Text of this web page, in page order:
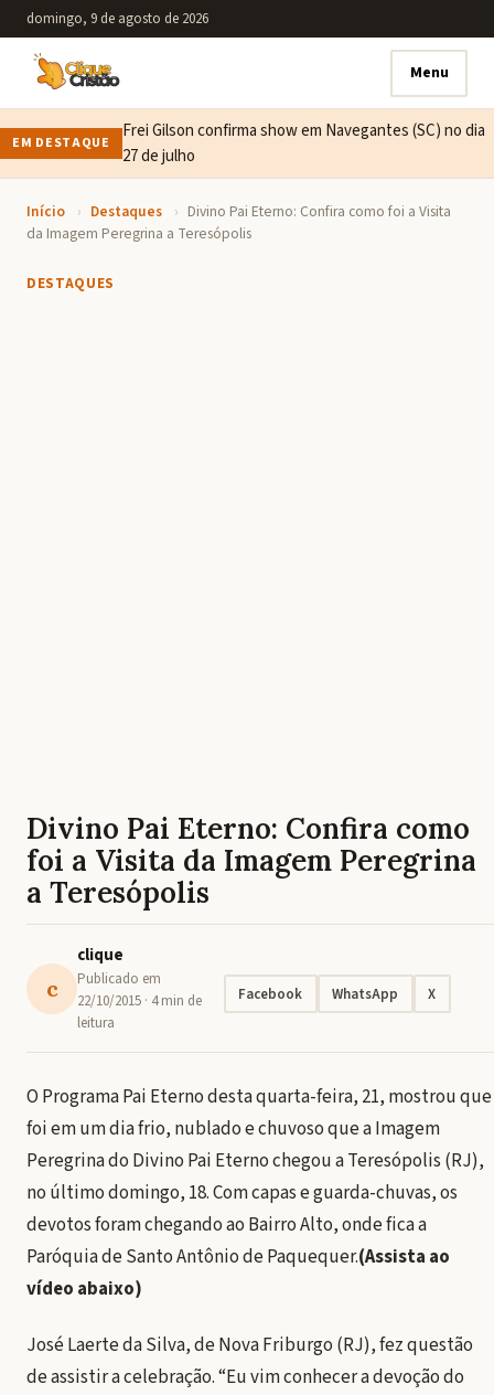
domingo, 9 de agosto de 2026
Menu
EM DESTAQUE
Frei Gilson confirma show em Navegantes (SC) no dia
27 de julho
Início › Destaques › Divino Pai Eterno: Confira como foi a Visita
da Imagem Peregrina a Teresópolis
DESTAQUES
Divino Pai Eterno: Confira como
foi a Visita da Imagem Peregrina
a Teresópolis
c
clique
Publicado em
22/10/2015 · 4 min de
leitura
Facebook WhatsApp X
O Programa Pai Eterno desta quarta-feira, 21, mostrou que
foi em um dia frio, nublado e chuvoso que a Imagem
Peregrina do Divino Pai Eterno chegou a Teresópolis (RJ),
no último domingo, 18. Com capas e guarda-chuvas, os
devotos foram chegando ao Bairro Alto, onde fica a
Paróquia de Santo Antônio de Paquequer.(Assista ao
vídeo abaixo)
José Laerte da Silva, de Nova Friburgo (RJ), fez questão
de assistir a celebração. “Eu vim conhecer a devoção do